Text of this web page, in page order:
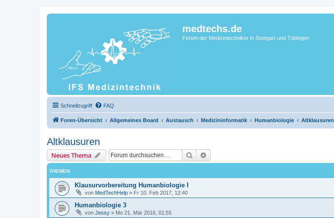
medtechs.de
Forum der Medizintechniker in Stuttgart und Tübingen
Schnellzugriff FAQ
Foren-Übersicht Allgemeines Board Austausch Medizininformatik Humanbiologie Altklausuren
Altklausuren
Neues Thema Suche
THEMEN
Klausurvorbereitung Humanbiologie I
von MedTechHelp » Fr 10. Feb 2017, 12:40
Humanbiologie 3
von Jessy » Mo 21. Mär 2016, 01:55